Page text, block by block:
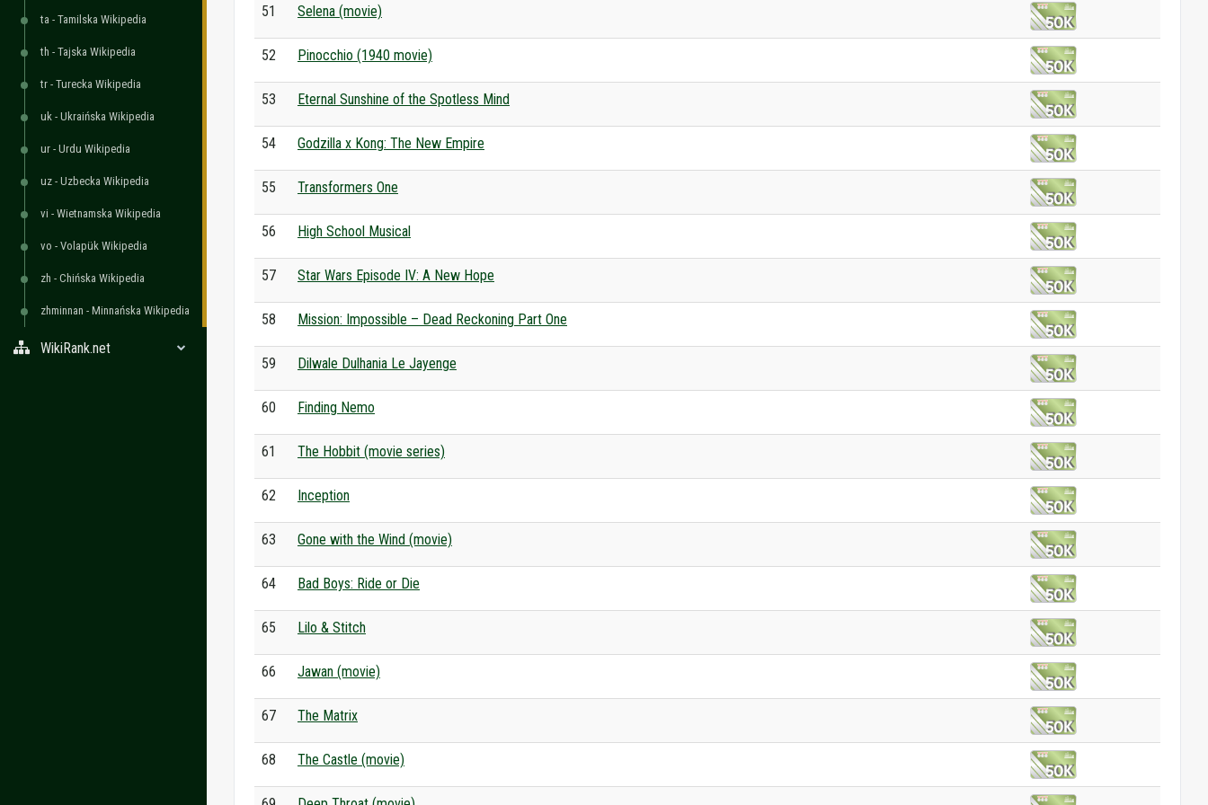
ta - Tamilska Wikipedia
th - Tajska Wikipedia
tr - Turecka Wikipedia
uk - Ukraińska Wikipedia
ur - Urdu Wikipedia
uz - Uzbecka Wikipedia
vi - Wietnamska Wikipedia
vo - Volapük Wikipedia
zh - Chińska Wikipedia
zhminnan - Minnańska Wikipedia
WikiRank.net
51 Selena (movie)
52 Pinocchio (1940 movie)
53 Eternal Sunshine of the Spotless Mind
54 Godzilla x Kong: The New Empire
55 Transformers One
56 High School Musical
57 Star Wars Episode IV: A New Hope
58 Mission: Impossible – Dead Reckoning Part One
59 Dilwale Dulhania Le Jayenge
60 Finding Nemo
61 The Hobbit (movie series)
62 Inception
63 Gone with the Wind (movie)
64 Bad Boys: Ride or Die
65 Lilo & Stitch
66 Jawan (movie)
67 The Matrix
68 The Castle (movie)